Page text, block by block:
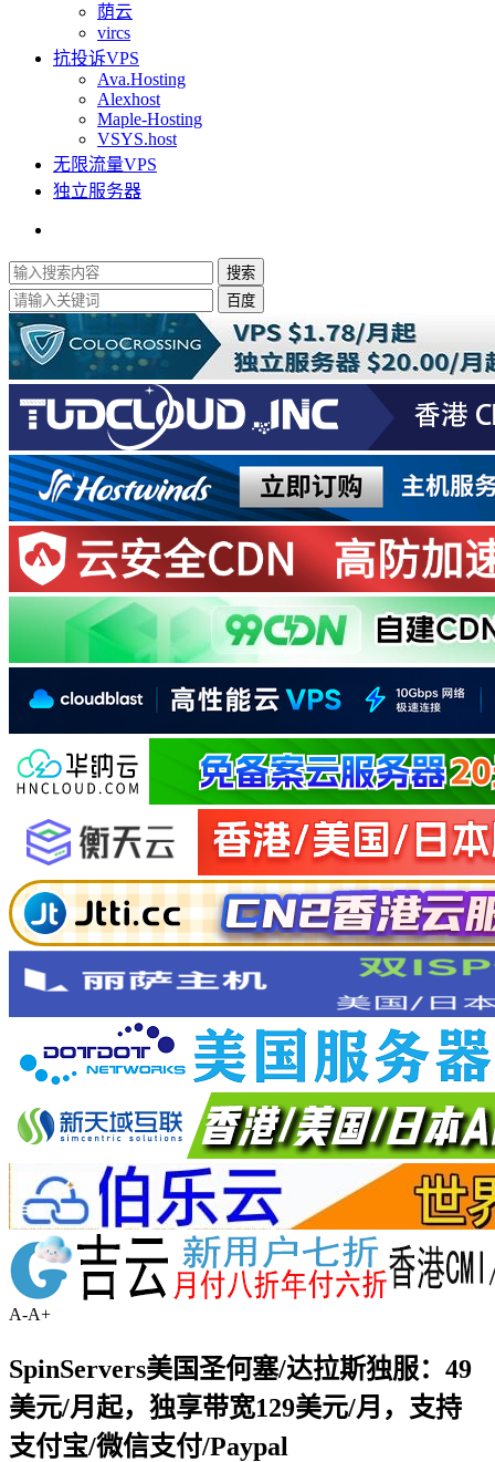
荫云
vircs
抗投诉VPS
Ava.Hosting
Alexhost
Maple-Hosting
VSYS.host
无限流量VPS
独立服务器
A-A+
SpinServers美国圣何塞/达拉斯独服：49
美元/月起，独享带宽129美元/月，支持
支付宝/微信支付/Paypal